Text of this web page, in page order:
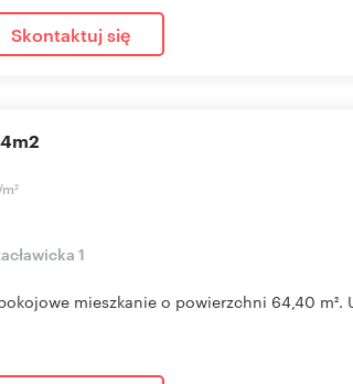
Skontaktuj się
2
1
mieszkanie o powierzchni 64,40 m².